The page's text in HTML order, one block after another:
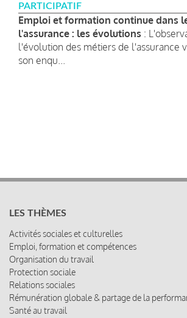
PARTICIPATIF
Emploi et formation continue dans
l'assurance : les évolutions :
l'évolution des métiers de l'assurance
son enqu...
LES THÈMES
Activités sociales et culturelles
Emploi, formation et compétences
Organisation du travail
Protection sociale
Relations sociales
Rémunération globale & partage de la
Santé au travail